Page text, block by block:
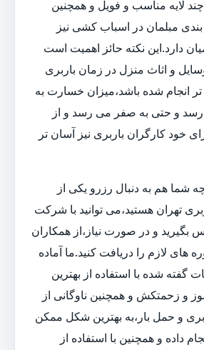
لایه مناسب و فویل و همچنین
مبلمان در اسباب کشی نیز
دارد.این نکته حائز اهمیت است
و اثاث منزل در زمان باربری
تر انجام شده باشد،میزان خسارت به
و حتی به صفر می رسد و از
خود کارگران باربری نیز آسان تر
شما هم به دنبال رزرو یکی از
تهران هستید،می توانید با شرکت
بگیرید و در صورت نیاز،از همکاران
های لازم را دریافت کنید.ما آماده
گفته شده با استفاده از بهترین
و زحمتکش و همچنین ناوگانی از
و حمل بار،به بهترین شکل ممکن
داده و همچنین با استفاده از